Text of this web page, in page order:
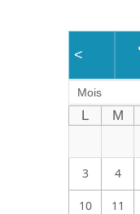
<
Mois
L M
3 4
10 11